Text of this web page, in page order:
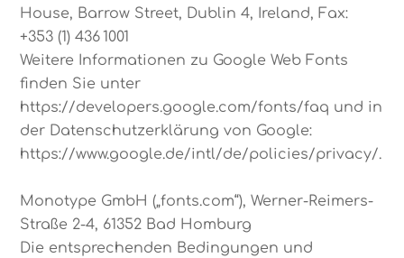
House, Barrow Street, Dublin 4, Ireland, Fax:
+353 (1) 436 1001
Weitere Informationen zu Google Web Fonts
finden Sie unter
https://developers.google.com/fonts/faq und in
der Datenschutzerklärung von Google:
https://www.google.de/intl/de/policies/privacy/.
Monotype GmbH („fonts.com“), Werner-Reimers-
Straße 2-4, 61352 Bad Homburg
Die entsprechenden Bedingungen und